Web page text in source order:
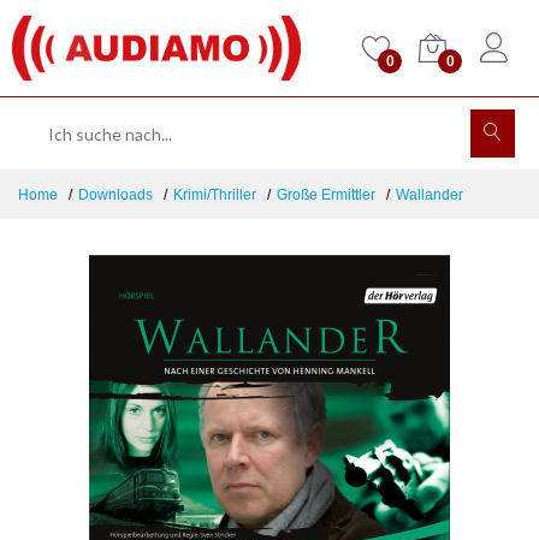
0 0
Home Downloads Krimi/Thriller Große Ermittler Wallander